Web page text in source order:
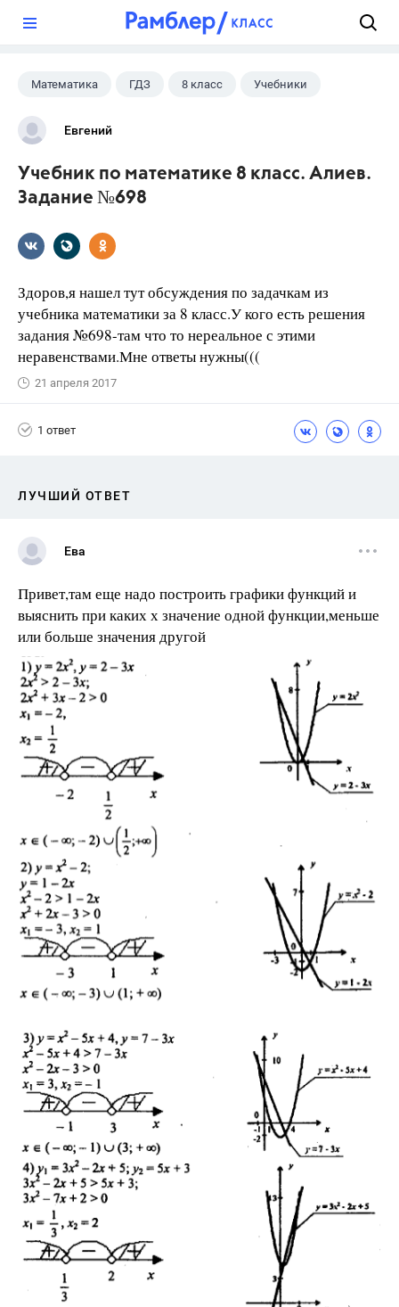
Математика ГДЗ 8 класс Учебники
Евгений
Учебник по математике 8 класс. Алиев.
Задание №698
Здоров,я нашел тут обсуждения по задачкам из
учебника математики за 8 класс.У кого есть решения
задания №698-там что то нереальное с этими
неравенствами.Мне ответы нужны(((
21 апреля 2017
1 ответ
ЛУЧШИЙ ОТВЕТ
Ева
Привет,там еще надо построить графики функций и
выяснить при каких х значение одной функции,меньше
или больше значения другой